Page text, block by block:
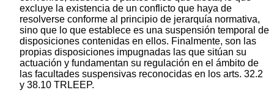
excluye la existencia de un conflicto que haya de
resolverse conforme al principio de jerarquía normativa,
sino que lo que establece es una suspensión temporal de
disposiciones contenidas en ellos. Finalmente, son las
propias disposiciones impugnadas las que sitúan su
actuación y fundamentan su regulación en el ámbito de
las facultades suspensivas reconocidas en los arts. 32.2
y 38.10 TRLEEP.